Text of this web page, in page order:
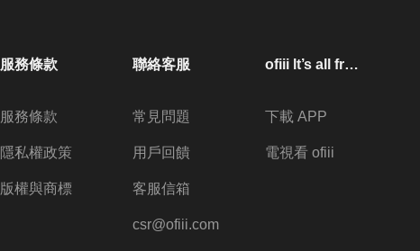
服務條款
服務條款
隱私權政策
版權與商標
聯絡客服
常見問題
用戶回饋
客服信箱
csr@ofiii.com
ofiii lt’s all free
下載 APP
電視看 ofiii